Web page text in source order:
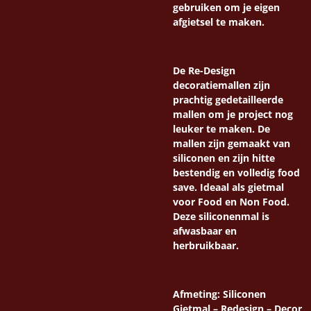
gebruiken om je eigen
afgietsel te maken.
De Re-Design
decoratiemallen zijn
prachtig gedetailleerde
mallen om je project nog
leuker te maken. De
mallen zijn gemaakt van
siliconen en zijn hitte
bestendig en volledig food
save. Ideaal als gietmal
voor Food en Non Food.
Deze siliconenmal is
afwasbaar en
herbruikbaar.
Afmeting: Siliconen